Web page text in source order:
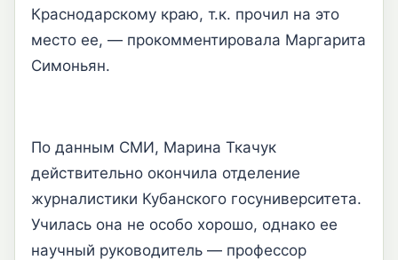
Краснодарскому краю, т.к. прочил на это
место ее, — прокомментировала Маргарита
Симоньян.
По данным СМИ, Марина Ткачук
действительно окончила отделение
журналистики Кубанского госуниверситета.
Училась она не особо хорошо, однако ее
научный руководитель — профессор